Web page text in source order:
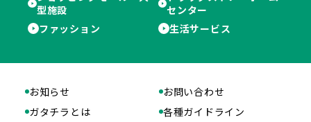
型施設
センター
ファッション
生活サービス
お知らせ
お問い合わせ
ガタチラとは
各種ガイドライン